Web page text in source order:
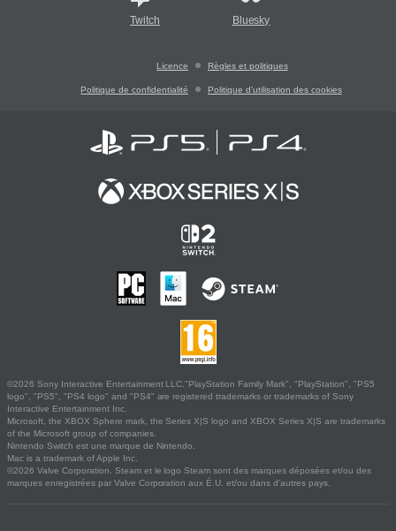
Twitch Bluesky
Licence Règles et politiques
Politique de confidentialité Politique d'utilisation des cookies
©2026 Sony Interactive Entertainment LLC."PlayStation Family Mark", "PlayStation", "PS5
logo", "PS5", "PS4 logo" and "PS4" are registered trademarks or trademarks of Sony
Interactive Entertainment Inc.
Microsoft, the XBOX Sphere mark, the Series X|S logo and XBOX Series X|S are trademarks
of the Microsoft group of companies.
Nintendo Switch est une marque de Nintendo.
Mac is a trademark of Apple Inc.
©2026 Valve Corporation. Steam et le logo Steam sont des marques déposées et/ou des
marques enregistrées par Valve Corporation aux É.U. et/ou dans d'autres pays.